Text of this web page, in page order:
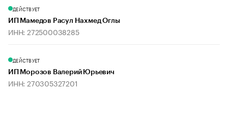
ДЕЙСТВУЕТ
ИП Мамедов Расул Нахмед Оглы
ИНН: 272500038285
ДЕЙСТВУЕТ
ИП Морозов Валерий Юрьевич
ИНН: 270305327201